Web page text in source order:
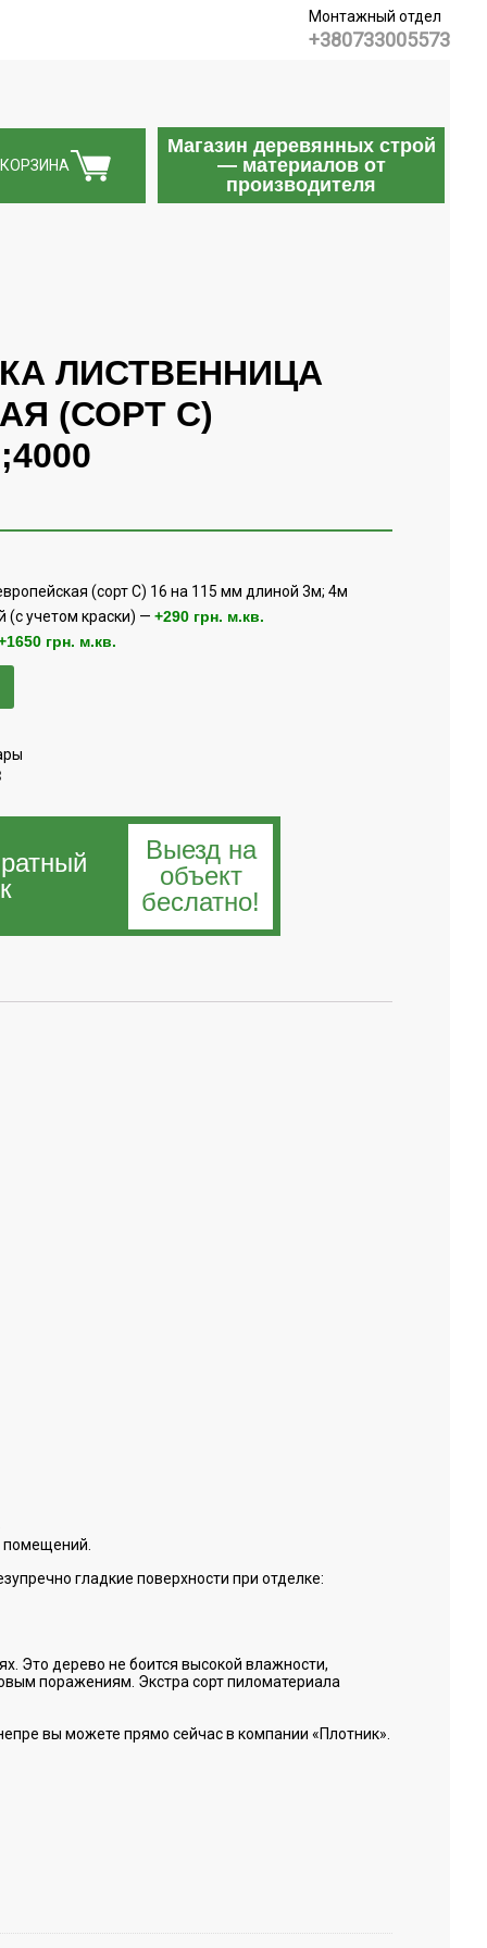
Монтажный отдел
+380733005573
КОРЗИНА
Магазин деревянных строй
— материалов от
производителя
ЛИСТВЕННИЦА
(СОРТ С)
(сорт С) 16 на 115 мм длиной 3м; 4м
(с учетом краски) —+290 грн. м.кв.
грн. м.кв.
Выезд на
объект
беслатно!
помещений.
гладкие поверхности при отделке:
Это дерево не боится высокой влажности,
поражениям. Экстра сорт пиломатериала
вы можете прямо сейчас в компании «Плотник».